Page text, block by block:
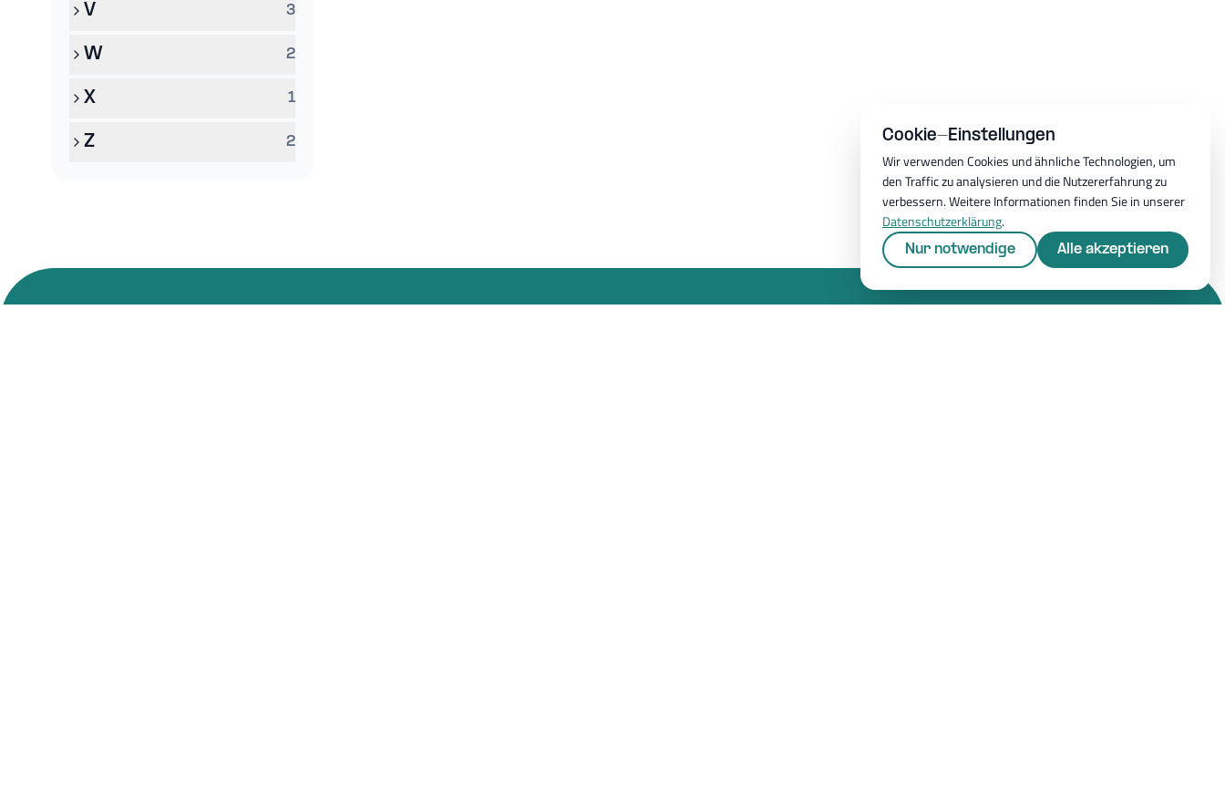
V 3
W 2
X 1
Z 2 Cookie-Einstellungen
Wir verwenden Cookies und ähnliche Technologien, um
den Traffic zu analysieren und die Nutzererfahrung zu
verbessern. Weitere Informationen finden Sie in unserer
Datenschutzerklärung.
Nur notwendige Alle akzeptieren